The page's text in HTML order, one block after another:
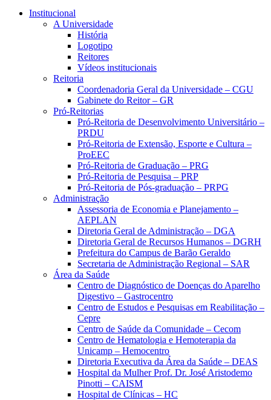
Institucional
A Universidade
História
Logotipo
Reitores
Vídeos institucionais
Reitoria
Coordenadoria Geral da Universidade – CGU
Gabinete do Reitor – GR
Pró-Reitorias
Pró-Reitoria de Desenvolvimento Universitário –
PRDU
Pró-Reitoria de Extensão, Esporte e Cultura –
ProEEC
Pró-Reitoria de Graduação – PRG
Pró-Reitoria de Pesquisa – PRP
Pró-Reitoria de Pós-graduação – PRPG
Administração
Assessoria de Economia e Planejamento –
AEPLAN
Diretoria Geral de Administração – DGA
Diretoria Geral de Recursos Humanos – DGRH
Prefeitura do Campus de Barão Geraldo
Secretaria de Administração Regional – SAR
Área da Saúde
Centro de Diagnóstico de Doenças do Aparelho
Digestivo – Gastrocentro
Centro de Estudos e Pesquisas em Reabilitação –
Cepre
Centro de Saúde da Comunidade – Cecom
Centro de Hematologia e Hemoterapia da
Unicamp – Hemocentro
Diretoria Executiva da Área da Saúde – DEAS
Hospital da Mulher Prof. Dr. José Aristodemo
Pinotti – CAISM
Hospital de Clínicas – HC